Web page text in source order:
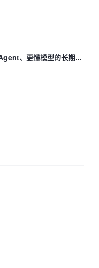
、更懂模型的长期深